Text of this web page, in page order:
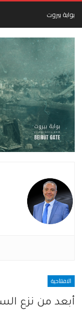
بوابة بيروت
الافتتاحية
أبعد من نزع